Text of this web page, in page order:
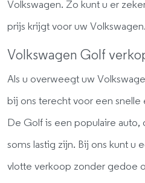
Volkswagen. Zo kunt u er
prijs krijgt voor uw Volkswagen.
Volkswagen Golf
Als u overweegt uw
bij ons terecht voor een
De Golf is een populaire auto,
soms lastig zijn. Bij ons kunt u
vlotte verkoop zonder gedoe